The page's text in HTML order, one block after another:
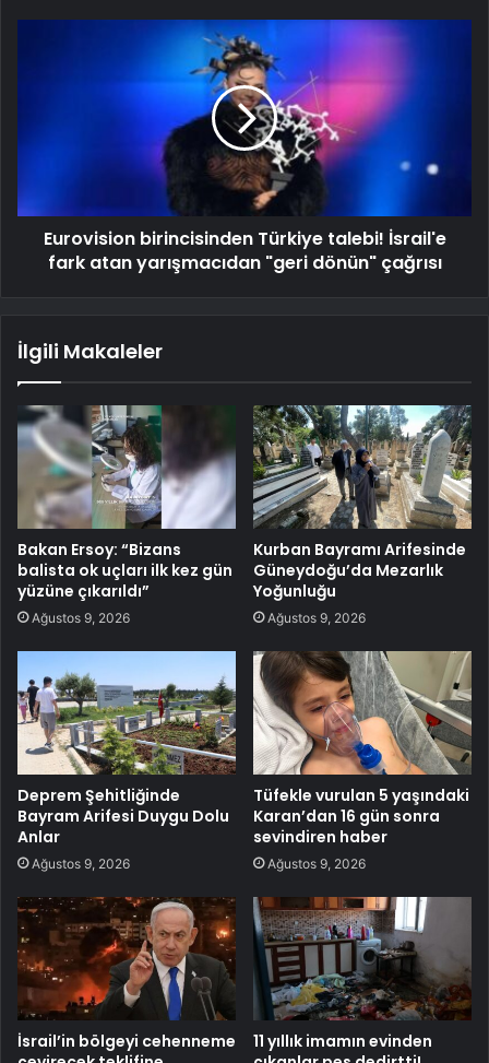
Eurovision birincisinden Türkiye talebi! İsrail'e
fark atan yarışmacıdan "geri dönün" çağrısı
İlgili Makaleler
Bakan Ersoy: “Bizans
balista ok uçları ilk kez gün
yüzüne çıkarıldı”
Ağustos 9, 2026
Kurban Bayramı Arifesinde
Güneydoğu’da Mezarlık
Yoğunluğu
Ağustos 9, 2026
Deprem Şehitliğinde
Bayram Arifesi Duygu Dolu
Anlar
Ağustos 9, 2026
Tüfekle vurulan 5 yaşındaki
Karan’dan 16 gün sonra
sevindiren haber
Ağustos 9, 2026
İsrail’in bölgeyi cehenneme
11 yıllık imamın evinden